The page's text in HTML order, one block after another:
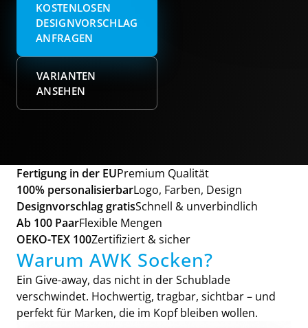
KOSTENLOSEN
DESIGNVORSCHLAG
ANFRAGEN
VARIANTEN
ANSEHEN
Fertigung in der EUPremium Qualität
100% personalisierbarLogo, Farben, Design
Designvorschlag gratisSchnell & unverbindlich
Ab 100 PaarFlexible Mengen
OEKO-TEX 100Zertifiziert & sicher
Warum AWK Socken?
Ein Give-away, das nicht in der Schublade
verschwindet. Hochwertig, tragbar, sichtbar – und
perfekt für Marken, die im Kopf bleiben wollen.